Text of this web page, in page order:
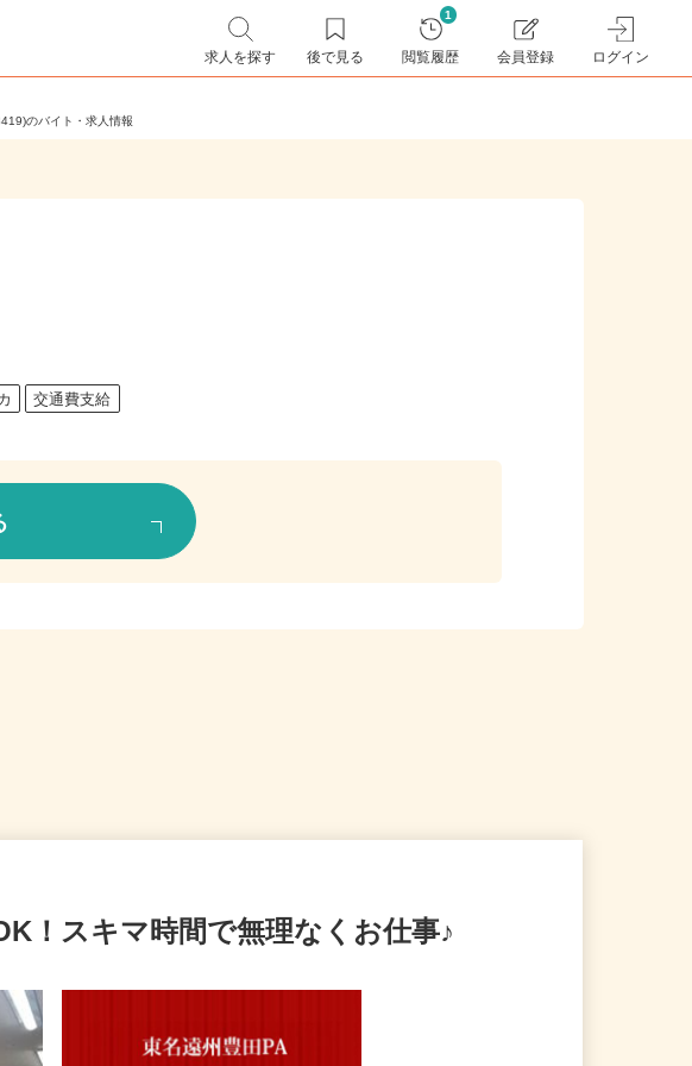
求人を探す 後で見る
1
閲覧履歴 会員登録 ログイン
のバイト・求人情報
カ 交通費支給
！スキマ時間で無理なくお仕事♪